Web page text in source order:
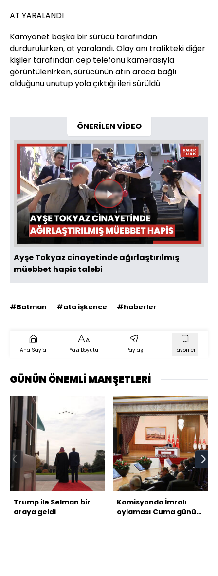
AT YARALANDI
Kamyonet başka bir sürücü tarafından
durdurulurken, at yaralandı. Olay anı trafikteki diğer
kişiler tarafından cep telefonu kamerasıyla
görüntülenirken, sürücünün atın araca bağlı
olduğunu unutup yola çıktığı ileri sürüldü
ÖNERİLEN VİDEO
Videoyu
Oynat
Ayşe Tokyaz cinayetinde ağırlaştırılmış
müebbet hapis talebi
#Batman #ata işkence #haberler
Ana Sayfa Yazı Boyutu Paylaş Favoriler
GÜNÜN ÖNEMLİ MANŞETLERİ
Trump ile Selman bir
araya geldi
Komisyonda İmralı
oylaması Cuma günü